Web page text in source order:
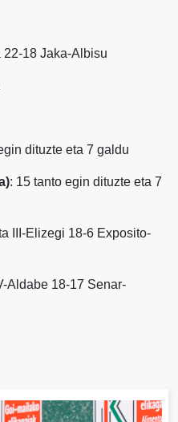
22-18 Jaka-Albisu
dituzte eta 7 galdu
: 15 tanto egin dituzte eta 7
III-Elizegi 18-6 Exposito-
Aldabe 18-17 Senar-